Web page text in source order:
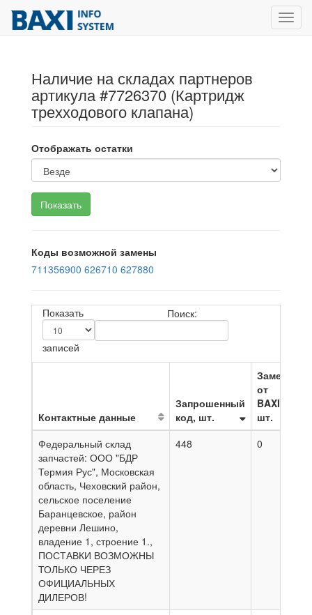
Наличие на складах партнеров
артикула #7726370 (Картридж
трехходового клапана)
Отображать остатки
Коды возможной замены
711356900 626710 627880
Показать
записей
Поиск:
Контактные данные
Запрошенный
код, шт.
Замена
от
BAXI,
шт.
Федеральный склад
запчастей: ООО "БДР
Термия Рус", Московская
область, Чеховский район,
сельское поселение
Баранцевское, район
деревни Лешино,
владение 1, строение 1.,
ПОСТАВКИ ВОЗМОЖНЫ
ТОЛЬКО ЧЕРЕЗ
ОФИЦИАЛЬНЫХ
ДИЛЕРОВ!
448 0